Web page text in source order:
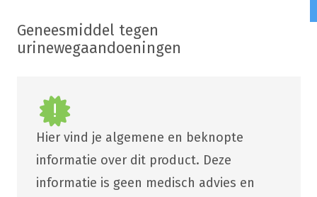
Geneesmiddel tegen
urinewegaandoeningen
Hier vind je algemene en beknopte
informatie over dit product. Deze
informatie is geen medisch advies en